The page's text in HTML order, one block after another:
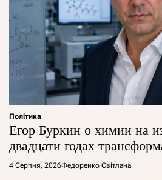
Політика
Егор Буркин о химии на
двадцати годах
4 Серпня, 2026Федоренко Світлана